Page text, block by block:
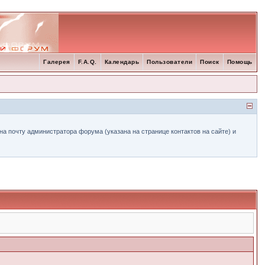
Помощь
Поиск
Пользователи
Календарь
F.A.Q.
Галерея
администратора форума (указана на странице контактов на сайте) и